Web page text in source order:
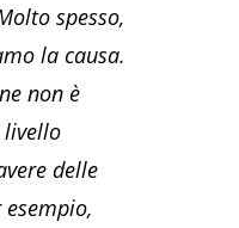
spesso,
la causa.
non è
delle
esempio,